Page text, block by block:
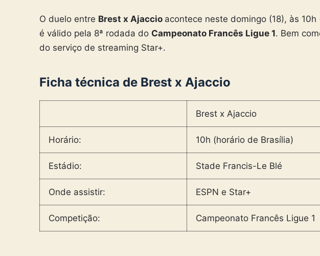
O duelo entre Brest x Ajaccio acontece neste domingo (18), às
é válido pela 8ª rodada do Campeonato Francês Ligue 1. Bem
do serviço de streaming Star+.
Ficha técnica de Brest x Ajaccio
Brest x Ajaccio
Horário: 10h (horário de Brasília)
Estádio: Stade Francis-Le Blé
Onde assistir: ESPN e Star+
Competição: Campeonato Francês Ligue 1